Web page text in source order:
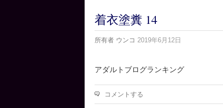
着衣塗糞 14
所有者 ウンコ 2019年6月12日
アダルトブログランキング
コメントする